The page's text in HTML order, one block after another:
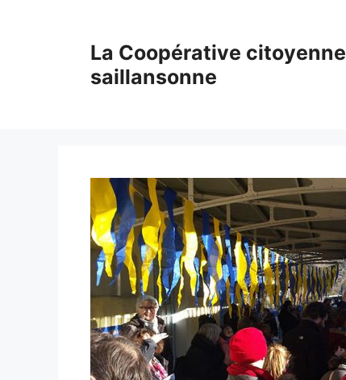
La Coopérative citoyenne
saillansonne